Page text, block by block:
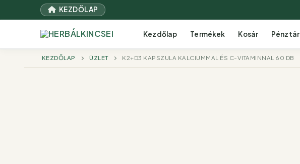
a
KEZDŐLAP
Kezdőlap Termékek Kosár Pénztár
KEZDŐLAP ÜZLET K2+D3 KAPSZULA KALCIUMMAL ÉS C-VITAMINNAL 60 DB